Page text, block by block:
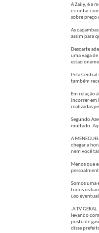
A Zaily, é a
e contar
sobre preço
As
assim para
Descarte
uma vaga
Pela
também
Em relação
incorrer em
realizadas
Segundo
multado.
A
chegar a
nem você
Menos que
Somos uma
todos os
uso
-A TV
levando
posto de
disse